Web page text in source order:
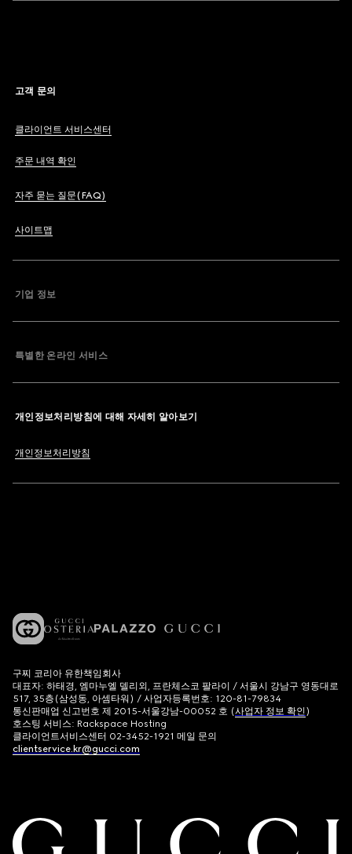
고객 문의
클라이언트 서비스센터
주문 내역 확인
자주 묻는 질문(FAQ)
사이트맵
기업 정보
특별한 온라인 서비스
개인정보처리방침에 대해 자세히 알아보기
개인정보처리방침
구찌 코리아 유한책임회사
대표자: 하태경, 엠마누엘 델리외, 프란체스코 팔라이 / 서울시 강남구 영동대로
517, 35층(삼성동, 아셈타워) / 사업자등록번호: 120-81-79834
통신판매업 신고번호 제 2015-서울강남-00052 호 (사업자 정보 확인)
호스팅 서비스: Rackspace Hosting
클라이언트서비스센터 02-3452-1921 메일 문의
clientservice.kr@gucci.com